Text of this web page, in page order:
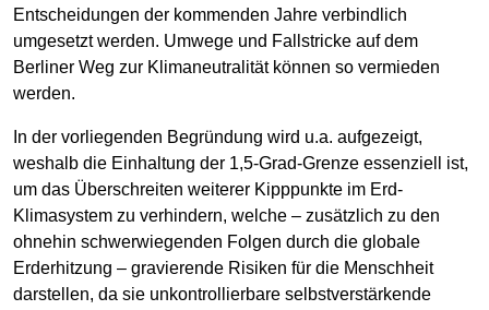
Entscheidungen der kommenden Jahre verbindlich
umgesetzt werden. Umwege und Fallstricke auf dem
Berliner Weg zur Klimaneutralität können so vermieden
werden.
In der vorliegenden Begründung wird u.a. aufgezeigt,
weshalb die Einhaltung der 1,5-Grad-Grenze essenziell ist,
um das Überschreiten weiterer Kipppunkte im Erd-
Klimasystem zu verhindern, welche – zusätzlich zu den
ohnehin schwerwiegenden Folgen durch die globale
Erderhitzung – gravierende Risiken für die Menschheit
darstellen, da sie unkontrollierbare selbstverstärkende